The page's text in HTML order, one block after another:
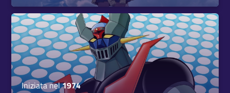
Iniziata nel1974